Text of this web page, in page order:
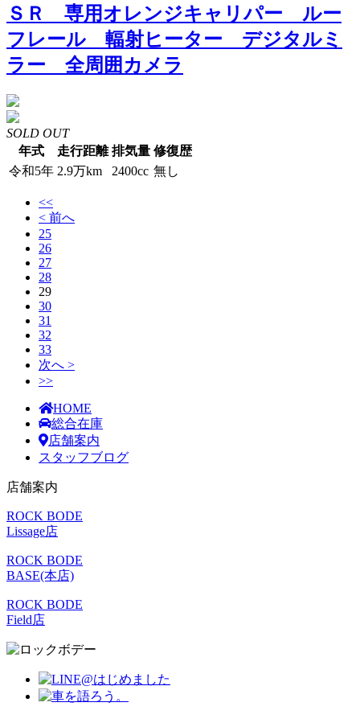
ＳＲ 専用オレンジキャリパー ルー
フレール 輻射ヒーター デジタルミ
ラー 全周囲カメラ
SOLD OUT
年式
走行距離 排気量 修復歴
令和5年 2.9万km 2400cc 無し
<<
< 前へ
25
26
27
28
29
30
31
32
33
次へ >
>>
HOME
総合在庫
店舗案内
スタッフブログ
店舗案内
ROCK BODE
Lissage店
ROCK BODE
BASE(本店)
ROCK BODE
Field店